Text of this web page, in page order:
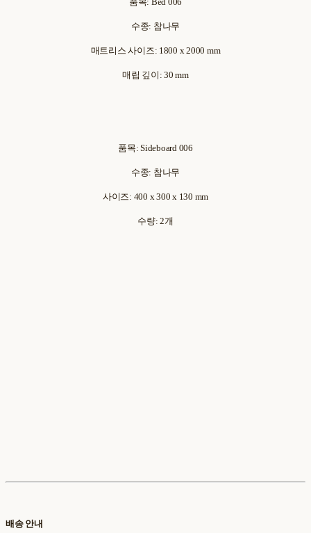
수종: 참나무
매트리스 사이즈: 1800 x 2000 mm
매립 깊이: 30 mm
품목: Sideboard 006
수종: 참나무
사이즈: 400 x 300 x 130 mm
수량: 2개
배송 안내